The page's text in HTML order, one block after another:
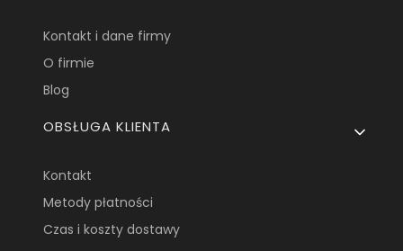
Kontakt i dane firmy
O firmie
Blog
OBSŁUGA KLIENTA
Kontakt
Metody płatności
Czas i koszty dostawy